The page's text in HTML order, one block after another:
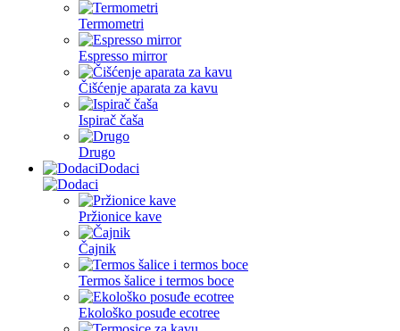
Termometri
Espresso mirror
Čišćenje aparata za kavu
Ispirač čaša
Drugo
Dodaci
Pržionice kave
Čajnik
Termos šalice i termos boce
Ekološko posuđe ecotree